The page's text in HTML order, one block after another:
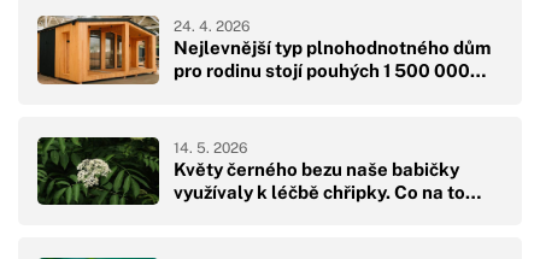
Nejlevnější typ plnohodnotného dům
pro rodinu stojí pouhých 1 500 000…
24. 4. 2026
Květy černého bezu naše babičky
využívaly k léčbě chřipky. Co na to…
14. 5. 2026